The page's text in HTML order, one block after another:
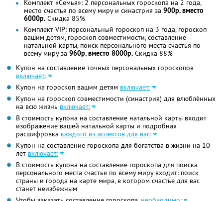
Комплект «Семья»: 2 персональных гороскопа на 2 года,
место счастья по всему миру и синастрия за 900р. вместо
6000р. Скидка 85%
Комплект VIP: персональный гороскоп на 3 года, гороскоп
вашим детям, гороскоп совместимости, составление
натальной карты, поиск персонального места счастья по
всему миру за 960р. вместо 8000р. Скидка 88%
Купон на составление точных персональных гороскопов
включает:
Купон на гороскоп вашим детям включает:
Купон на гороскоп совместимости (синастрия) для влюблённых
на всю жизнь включает:
В стоимость купона на составление натальной карты входит
изображение вашей натальной карты и подробная
расшифровка каждого из аспектов для вас:
Купон на составление гороскопа для богатства в жизни на 10
лет включает:
В стоимость купона на составление гороскопа для поиска
персонального места счастья по всему миру входит: поиск
страны и города на карте мира, в котором счастье для вас
станет неизбежным